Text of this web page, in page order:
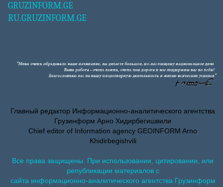
GRUZINFORM.GE
RU.GRUZINFORM.GE
Главный редактор Информационно-аналитического агентства
Грузинформ Арно Хидирбегишвили
Chief editor of Information agency GEOINFORM Arno
Khidirbegishvili
Все права защищены. При использовании, цитировании, или
републикации материалов с
сайта информационно-аналитического агентства Грузинформ